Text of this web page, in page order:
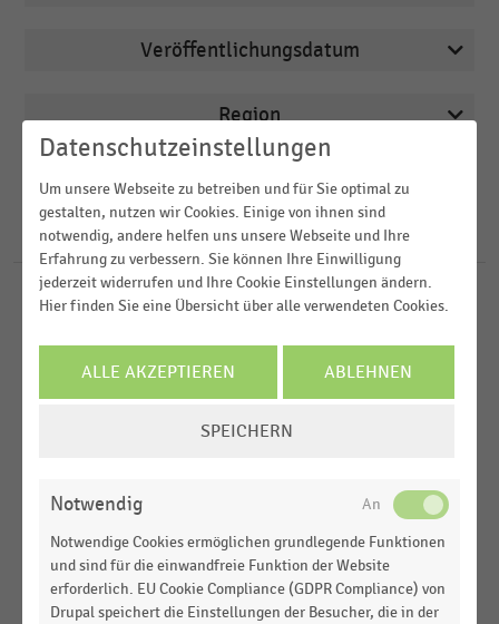
Ergebnisse fürSchminke
DEUTSCHSPRACHIGER EINZELHANDEL|STATISTIK
DEUTSCHSPRACHIGER EINZELHANDEL|STATISTIK
Warenkorb der Verbraucher:innen zu Halloween
DEUTSCHSPRACHIGER EINZELHANDEL STATISTIK
Warenkorb der Verbraucher:innen in Deutschland
zu Halloween (2023-2024)
DEUTSCHSPRACHIGER EINZELHANDEL|STATISTIK
Warenkorb der Verbraucher:innen zu Halloween
Deutschsprachiger Einzelhandel
Drogerien und Drogeriemärkte
Lebensmittelhandel
Mode und Accessoires
Textilien und Bekleidung
Veröffentlichungsdatum
2023
2020
MEHR ANZEIGEN
Region
Deutschland
Österreich
FILTER ZURÜCKSETZEN
Datenschutzeinstellungen
Um unsere Webseite zu betreiben und für Sie optimal zu
gestalten, nutzen wir Cookies. Einige von ihnen sind
notwendig, andere helfen uns unsere Webseite und Ihre
Erfahrung zu verbessern. Sie können Ihre Einwilligung
jederzeit widerrufen und Ihre Cookie Einstellungen ändern.
Hier finden Sie eine Übersicht über alle verwendeten Cookies.
ALLE AKZEPTIEREN ABLEHNEN
SPEICHERN
Notwendig
Notwendige Cookies ermöglichen grundlegende Funktionen
und sind für die einwandfreie Funktion der Website
erforderlich. EU Cookie Compliance (GDPR Compliance) von
Drupal speichert die Einstellungen der Besucher, die in der